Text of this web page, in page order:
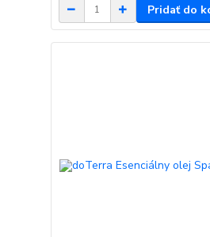
Pridať do